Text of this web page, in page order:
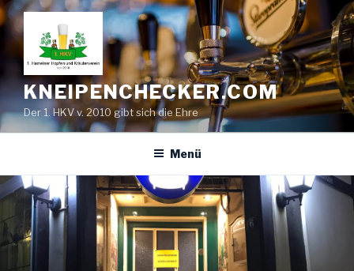
Zum
Inhalt
springen
KNEIPENCHECKER.COM
Der 1. HKV v. 2010 gibt sich die Ehre
Menü